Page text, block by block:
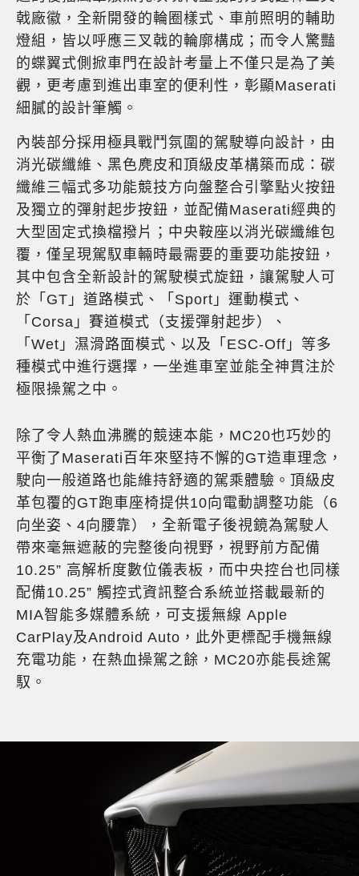
戟廠徽，全新開發的輪圈樣式、車前照明的輔助
燈組，皆以呼應三叉戟的輪廓構成；而令人驚豔
的蝶翼式側掀車門在設計考量上不僅只是為了美
觀，更考慮到進出車室的便利性，彰顯Maserati
細膩的設計筆觸。
內裝部分採用極具戰鬥氛圍的駕駛導向設計，由
消光碳纖維、黑色麂皮和頂級皮革構築而成：碳
纖維三幅式多功能競技方向盤整合引擎點火按鈕
及獨立的彈射起步按鈕，並配備Maserati經典的
大型固定式換檔撥片；中央鞍座以消光碳纖維包
覆，僅呈現駕馭車輛時最需要的重要功能按鈕，
其中包含全新設計的駕駛模式旋鈕，讓駕駛人可
於「GT」道路模式、「Sport」運動模式、
「Corsa」賽道模式（支援彈射起步）、
「Wet」濕滑路面模式、以及「ESC-Off」等多
種模式中進行選擇，一坐進車室並能全神貫注於
極限操駕之中。
除了令人熱血沸騰的競速本能，MC20也巧妙的
平衡了Maserati百年來堅持不懈的GT造車理念，
駛向一般道路也能維持舒適的駕乘體驗。頂級皮
革包覆的GT跑車座椅提供10向電動調整功能（6
向坐姿、4向腰靠），全新電子後視鏡為駕駛人
帶來毫無遮蔽的完整後向視野，視野前方配備
10.25” 高解析度數位儀表板，而中央控台也同樣
配備10.25” 觸控式資訊整合系統並搭載最新的
MIA智能多媒體系統，可支援無線 Apple
CarPlay及Android Auto，此外更標配手機無線
充電功能，在熱血操駕之餘，MC20亦能長途駕
馭。